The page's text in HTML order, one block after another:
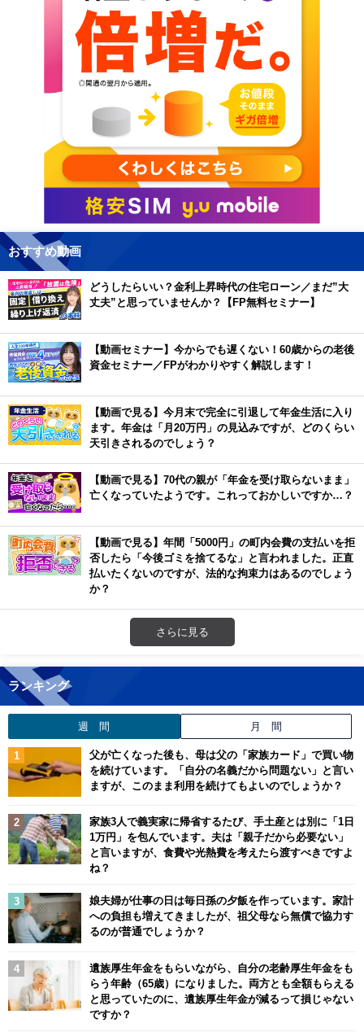
おすすめ動画
どうしたらいい？金利上昇時代の住宅ローン／まだ”大
丈夫”と思っていませんか？【FP無料セミナー】
【動画セミナー】今からでも遅くない！60歳からの老後
資金セミナー／FPがわかりやすく解説します！
【動画で見る】今月末で完全に引退して年金生活に入り
ます。年金は「月20万円」の見込みですが、どのくらい
天引きされるのでしょう？
【動画で見る】70代の親が「年金を受け取らないまま」
亡くなっていたようです。これっておかしいですか…？
【動画で見る】年間「5000円」の町内会費の支払いを拒
否したら「今後ゴミを捨てるな」と言われました。正直
払いたくないのですが、法的な拘束力はあるのでしょう
か？
さらに見る
ランキング
週 間 月 間
父が亡くなった後も、母は父の「家族カード」で買い物
を続けています。「自分の名義だから問題ない」と言い
ますが、このまま利用を続けてもよいのでしょうか？
家族3人で義実家に帰省するたび、手土産とは別に「1日
1万円」を包んでいます。夫は「親子だから必要ない」
と言いますが、食費や光熱費を考えたら渡すべきですよ
ね？
娘夫婦が仕事の日は毎日孫の夕飯を作っています。家計
への負担も増えてきましたが、祖父母なら無償で協力す
るのが普通でしょうか？
遺族厚生年金をもらいながら、自分の老齢厚生年金をも
らう年齢（65歳）になりました。両方とも全額もらえる
と思っていたのに、遺族厚生年金が減るって損じゃない
ですか？